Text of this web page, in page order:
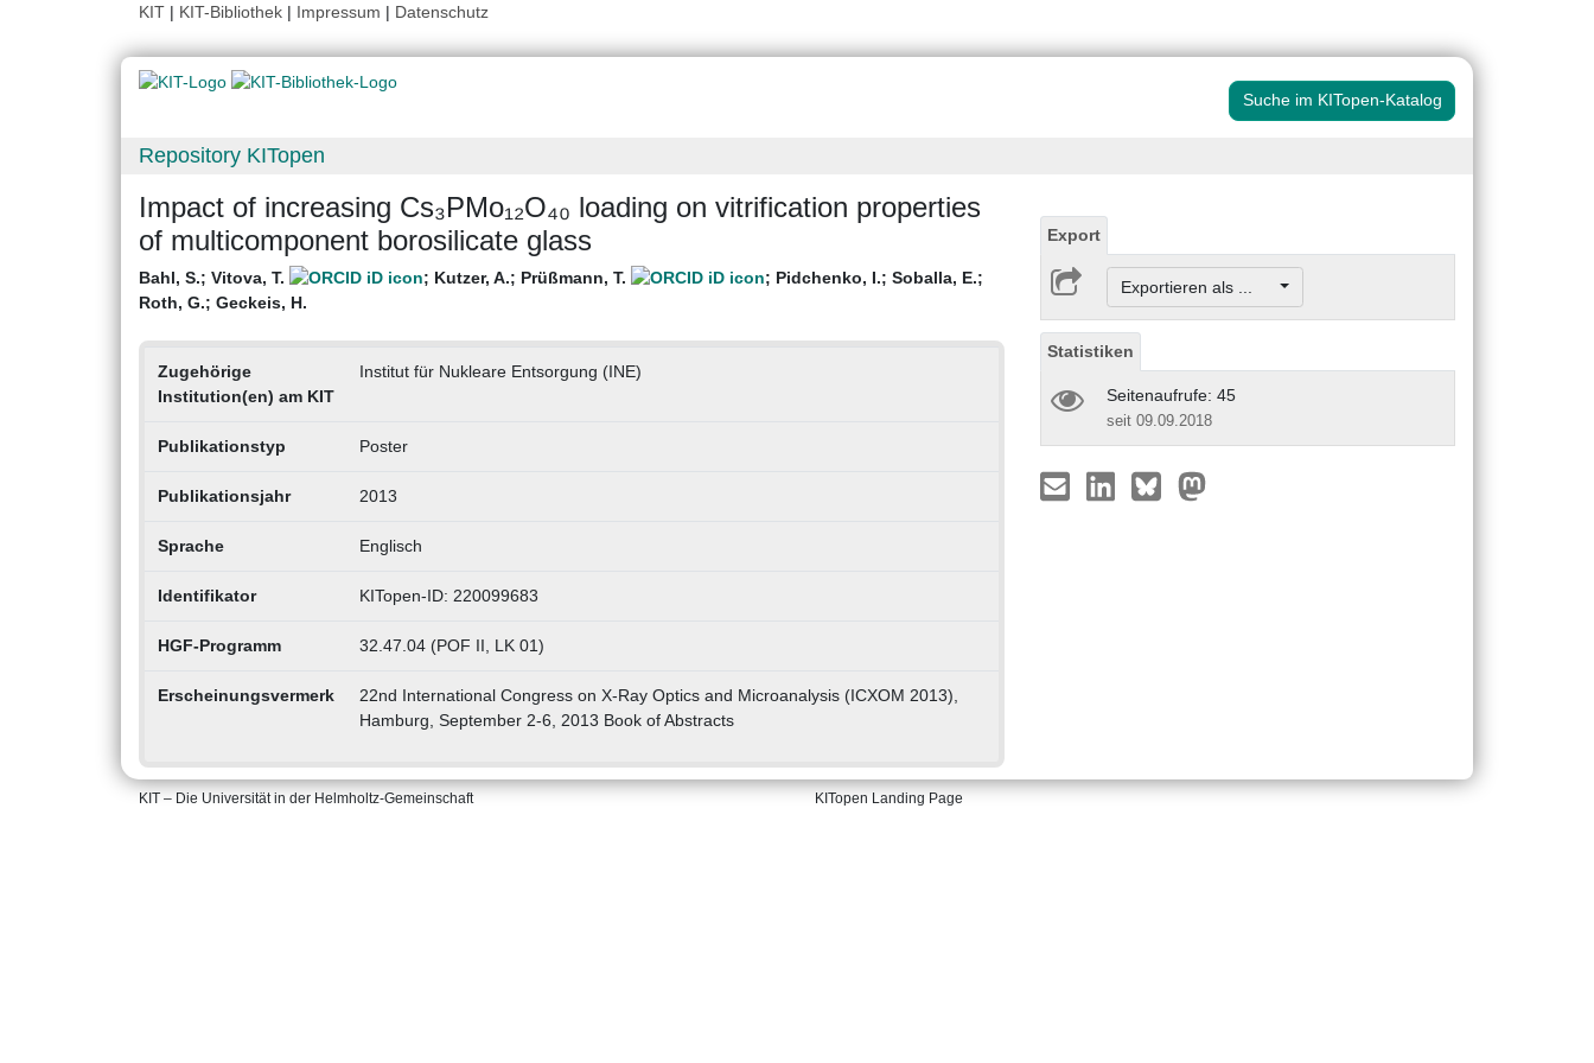
KIT | KIT-Bibliothek | Impressum | Datenschutz
Suche im KITopen-Katalog
Repository KITopen
Impact of increasing Cs₃PMo₁₂O₄₀ loading on vitrification properties
of multicomponent borosilicate glass
Bahl, S.; Vitova, T. ; Kutzer, A.; Prüßmann, T. ; Pidchenko, I.; Soballa, E.;
Roth, G.; Geckeis, H.
Zugehörige
Institution(en) am KIT
Institut für Nukleare Entsorgung (INE)
Publikationstyp Poster
Publikationsjahr 2013
Sprache Englisch
Identifikator KITopen-ID: 220099683
HGF-Programm 32.47.04 (POF II, LK 01)
Erscheinungsvermerk
22nd International Congress on X-Ray Optics and Microanalysis (ICXOM 2013),
Hamburg, September 2-6, 2013 Book of Abstracts
Export
Exportieren als ...
Statistiken
Seitenaufrufe: 45
seit 09.09.2018
KIT – Die Universität in der Helmholtz-Gemeinschaft KITopen Landing Page